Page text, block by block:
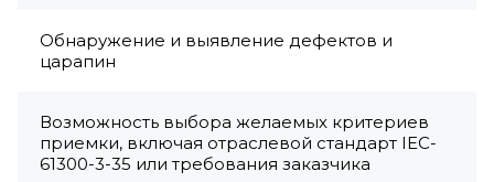
Обнаружение и выявление дефектов и
царапин
Возможность выбора желаемых критериев
приемки, включая отраслевой стандарт IEC-
61300-3-35 или требования заказчика